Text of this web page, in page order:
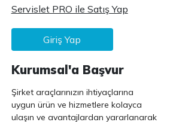
Servislet PRO ile Satış Yap
Giriş Yap
Kurumsal'a Başvur
Şirket araçlarınızın ihtiyaçlarına
uygun ürün ve hizmetlere kolayca
ulaşın ve avantajlardan yararlanarak